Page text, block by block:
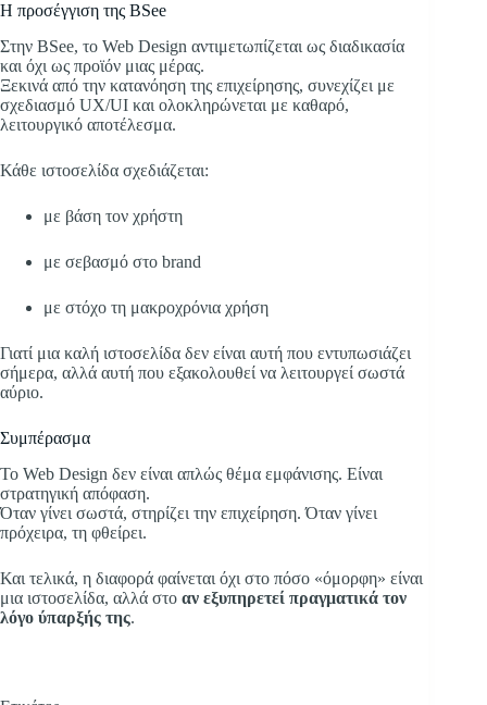
Η προσέγγιση της BSee
Στην BSee, το Web Design αντιμετωπίζεται ως διαδικασία
και όχι ως προϊόν μιας μέρας.
Ξεκινά από την κατανόηση της επιχείρησης, συνεχίζει με
σχεδιασμό UX/UI και ολοκληρώνεται με καθαρό,
λειτουργικό αποτέλεσμα.
Κάθε ιστοσελίδα σχεδιάζεται:
με βάση τον χρήστη
με σεβασμό στο brand
με στόχο τη μακροχρόνια χρήση
Γιατί μια καλή ιστοσελίδα δεν είναι αυτή που εντυπωσιάζει
σήμερα, αλλά αυτή που εξακολουθεί να λειτουργεί σωστά
αύριο.
Συμπέρασμα
Το Web Design δεν είναι απλώς θέμα εμφάνισης. Είναι
στρατηγική απόφαση.
Όταν γίνει σωστά, στηρίζει την επιχείρηση. Όταν γίνει
πρόχειρα, τη φθείρει.
Και τελικά, η διαφορά φαίνεται όχι στο πόσο «όμορφη» είναι
μια ιστοσελίδα, αλλά στο αν εξυπηρετεί πραγματικά τον
λόγο ύπαρξής της.